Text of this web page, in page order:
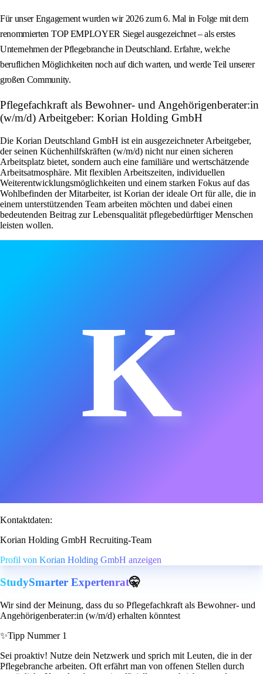
Für unser Engagement wurden wir 2026 zum 6. Mal in Folge mit dem
renommierten TOP EMPLOYER Siegel ausgezeichnet – als erstes
Unternehmen der Pflegebranche in Deutschland. Erfahre, welche
beruflichen Möglichkeiten noch auf dich warten, und werde Teil unserer
großen Community.
Pflegefachkraft als Bewohner- und Angehörigenberater:in
(w/m/d) Arbeitgeber: Korian Holding GmbH
Die Korian Deutschland GmbH ist ein ausgezeichneter Arbeitgeber,
der seinen Küchenhilfskräften (w/m/d) nicht nur einen sicheren
Arbeitsplatz bietet, sondern auch eine familiäre und wertschätzende
Arbeitsatmosphäre. Mit flexiblen Arbeitszeiten, individuellen
Weiterentwicklungsmöglichkeiten und einem starken Fokus auf das
Wohlbefinden der Mitarbeiter, ist Korian der ideale Ort für alle, die in
einem unterstützenden Team arbeiten möchten und dabei einen
bedeutenden Beitrag zur Lebensqualität pflegebedürftiger Menschen
leisten wollen.
K
Kontaktdaten:
Korian Holding GmbH Recruiting-Team
Profil von Korian Holding GmbH anzeigen
StudySmarter Expertenrat🤫
Wir sind der Meinung, dass du so Pflegefachkraft als Bewohner- und
Angehörigenberater:in (w/m/d) erhalten könntest
✨Tipp Nummer 1
Sei proaktiv! Nutze dein Netzwerk und sprich mit Leuten, die in der
Pflegebranche arbeiten. Oft erfährt man von offenen Stellen durch